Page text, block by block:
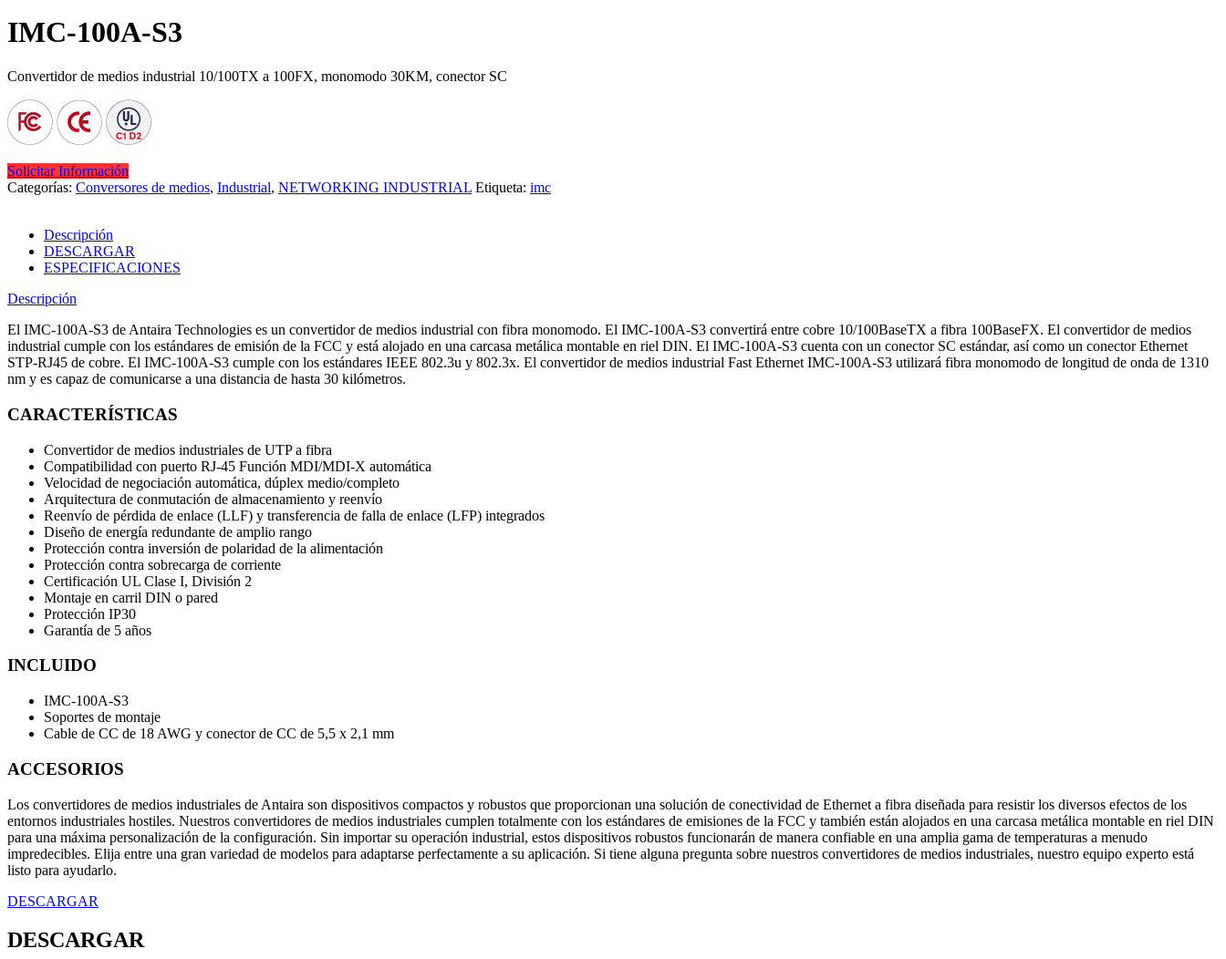
IMC-100A-S3
Convertidor de medios industrial 10/100TX a 100FX, monomodo 30KM, conector SC
Solicitar Información
Categorías: Conversores de medios, Industrial, NETWORKING INDUSTRIAL Etiqueta: imc
Descripción
DESCARGAR
ESPECIFICACIONES
Descripción
El IMC-100A-S3 de Antaira Technologies es un convertidor de medios industrial con fibra monomodo. El IMC-100A-S3 convertirá entre cobre 10/100BaseTX a fibra 100BaseFX. El convertidor de medios
industrial cumple con los estándares de emisión de la FCC y está alojado en una carcasa metálica montable en riel DIN. El IMC-100A-S3 cuenta con un conector SC estándar, así como un conector Ethernet
STP-RJ45 de cobre. El IMC-100A-S3 cumple con los estándares IEEE 802.3u y 802.3x. El convertidor de medios industrial Fast Ethernet IMC-100A-S3 utilizará fibra monomodo de longitud de onda de 1310
nm y es capaz de comunicarse a una distancia de hasta 30 kilómetros.
CARACTERÍSTICAS
Convertidor de medios industriales de UTP a fibra
Compatibilidad con puerto RJ-45 Función MDI/MDI-X automática
Velocidad de negociación automática, dúplex medio/completo
Arquitectura de conmutación de almacenamiento y reenvío
Reenvío de pérdida de enlace (LLF) y transferencia de falla de enlace (LFP) integrados
Diseño de energía redundante de amplio rango
Protección contra inversión de polaridad de la alimentación
Protección contra sobrecarga de corriente
Certificación UL Clase I, División 2
Montaje en carril DIN o pared
Protección IP30
Garantía de 5 años
INCLUIDO
IMC-100A-S3
Soportes de montaje
Cable de CC de 18 AWG y conector de CC de 5,5 x 2,1 mm
ACCESORIOS
Los convertidores de medios industriales de Antaira son dispositivos compactos y robustos que proporcionan una solución de conectividad de Ethernet a fibra diseñada para resistir los diversos efectos de los
entornos industriales hostiles. Nuestros convertidores de medios industriales cumplen totalmente con los estándares de emisiones de la FCC y también están alojados en una carcasa metálica montable en riel DIN
para una máxima personalización de la configuración. Sin importar su operación industrial, estos dispositivos robustos funcionarán de manera confiable en una amplia gama de temperaturas a menudo
impredecibles. Elija entre una gran variedad de modelos para adaptarse perfectamente a su aplicación. Si tiene alguna pregunta sobre nuestros convertidores de medios industriales, nuestro equipo experto está
listo para ayudarlo.
DESCARGAR
DESCARGAR